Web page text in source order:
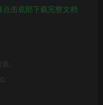
击底部下载完整文档
。